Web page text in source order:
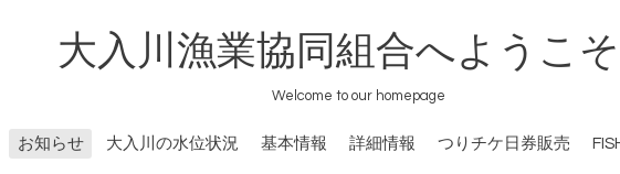
大入川漁業協同組合へようこそ
Welcome to our homepage
お知らせ 大入川の水位状況 基本情報 詳細情報 つりチケ日券販売